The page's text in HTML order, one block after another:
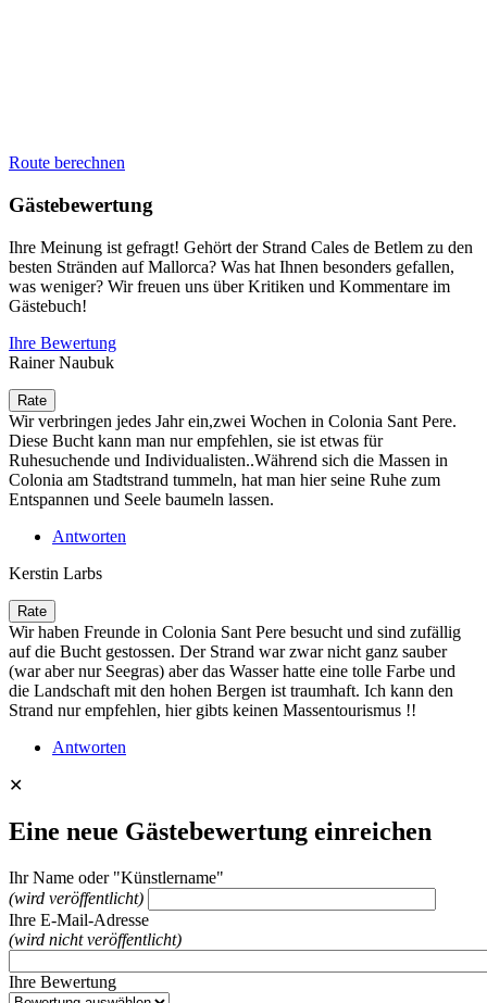
Route berechnen
Gästebewertung
Ihre Meinung ist gefragt! Gehört der Strand Cales de Betlem zu den
besten Stränden auf Mallorca? Was hat Ihnen besonders gefallen,
was weniger? Wir freuen uns über Kritiken und Kommentare im
Gästebuch!
Ihre Bewertung
Rainer Naubuk
Wir verbringen jedes Jahr ein,zwei Wochen in Colonia Sant Pere.
Diese Bucht kann man nur empfehlen, sie ist etwas für
Ruhesuchende und Individualisten..Während sich die Massen in
Colonia am Stadtstrand tummeln, hat man hier seine Ruhe zum
Entspannen und Seele baumeln lassen.
Antworten
Kerstin Larbs
Wir haben Freunde in Colonia Sant Pere besucht und sind zufällig
auf die Bucht gestossen. Der Strand war zwar nicht ganz sauber
(war aber nur Seegras) aber das Wasser hatte eine tolle Farbe und
die Landschaft mit den hohen Bergen ist traumhaft. Ich kann den
Strand nur empfehlen, hier gibts keinen Massentourismus !!
Antworten
✕
Eine neue Gästebewertung einreichen
Ihr Name oder "Künstlername"
(wird veröffentlicht)
Ihre E-Mail-Adresse
(wird nicht veröffentlicht)
Ihre Bewertung